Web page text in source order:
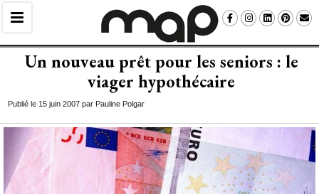
Un nouveau prêt pour les seniors : le
viager hypothécaire
Publié le 15 juin 2007 par Pauline Polgar